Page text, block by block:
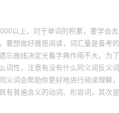
以上，对于单词的积累，要学会
要想做好雅思阅读，词汇量是备考
忘曲线决定光看字典作用不大，为
性，注意有没有什么同义词反义
义词会帮助你更好地进行阅读理解
有普遍含义的动词、形容词，其次